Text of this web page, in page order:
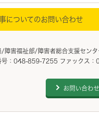
についてのお問い合わせ
/障害福祉部/障害者総合支援セン
号：048-859-7255 ファックス
お問い合わ